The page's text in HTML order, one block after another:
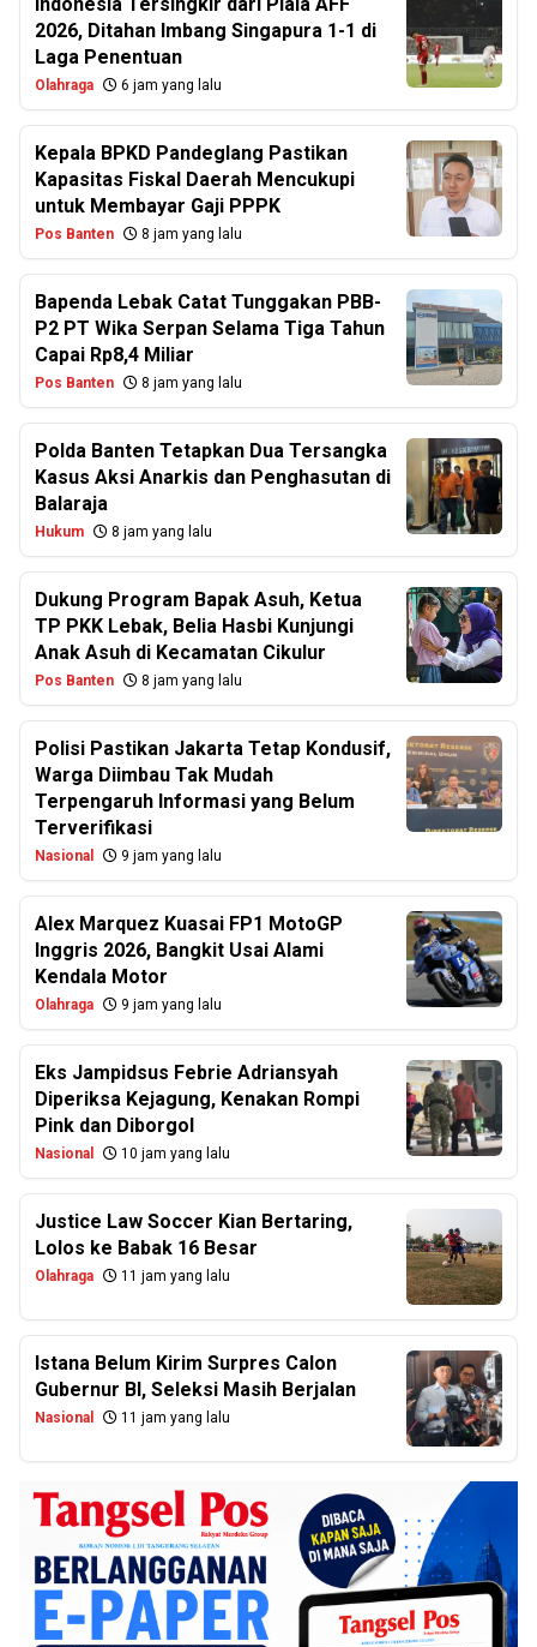
2026, Ditahan Imbang Singapura 1-1 di
Laga Penentuan
Olahraga 6 jam yang lalu
Kepala BPKD Pandeglang Pastikan
Kapasitas Fiskal Daerah Mencukupi
untuk Membayar Gaji PPPK
Pos Banten 8 jam yang lalu
Bapenda Lebak Catat Tunggakan PBB-
P2 PT Wika Serpan Selama Tiga Tahun
Capai Rp8,4 Miliar
Pos Banten 8 jam yang lalu
Polda Banten Tetapkan Dua Tersangka
Kasus Aksi Anarkis dan Penghasutan di
Balaraja
Hukum 8 jam yang lalu
Dukung Program Bapak Asuh, Ketua
TP PKK Lebak, Belia Hasbi Kunjungi
Anak Asuh di Kecamatan Cikulur
Pos Banten 8 jam yang lalu
Polisi Pastikan Jakarta Tetap Kondusif,
Warga Diimbau Tak Mudah
Terpengaruh Informasi yang Belum
Terverifikasi
Nasional 9 jam yang lalu
Alex Marquez Kuasai FP1 MotoGP
Inggris 2026, Bangkit Usai Alami
Kendala Motor
Olahraga 9 jam yang lalu
Eks Jampidsus Febrie Adriansyah
Diperiksa Kejagung, Kenakan Rompi
Pink dan Diborgol
Nasional 10 jam yang lalu
Justice Law Soccer Kian Bertaring,
Lolos ke Babak 16 Besar
Olahraga 11 jam yang lalu
Istana Belum Kirim Surpres Calon
Gubernur BI, Seleksi Masih Berjalan
Nasional 11 jam yang lalu